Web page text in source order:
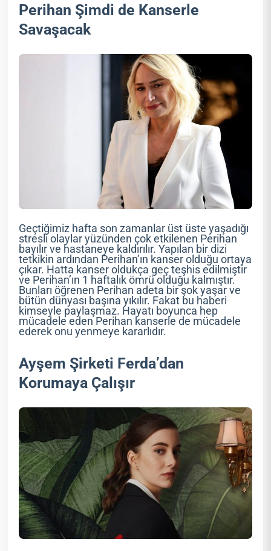
Perihan Şimdi de Kanserle
Savaşacak
Geçtiğimiz hafta son zamanlar üst üste yaşadığı
stresli olaylar yüzünden çok etkilenen Perihan
bayılır ve hastaneye kaldırılır. Yapılan bir dizi
tetkikin ardından Perihan’ın kanser olduğu ortaya
çıkar. Hatta kanser oldukça geç teşhis edilmiştir
ve Perihan’ın 1 haftalık ömrü olduğu kalmıştır.
Bunları öğrenen Perihan adeta bir şok yaşar ve
bütün dünyası başına yıkılır. Fakat bu haberi
kimseyle paylaşmaz. Hayatı boyunca hep
mücadele eden Perihan kanserle de mücadele
ederek onu yenmeye kararlıdır.
Ayşem Şirketi Ferda’dan
Korumaya Çalışır